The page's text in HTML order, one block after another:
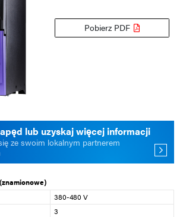
Pobierz PDF
lub uzyskaj więcej informacji
ze swoim lokalnym partnerem
380-480 V
3